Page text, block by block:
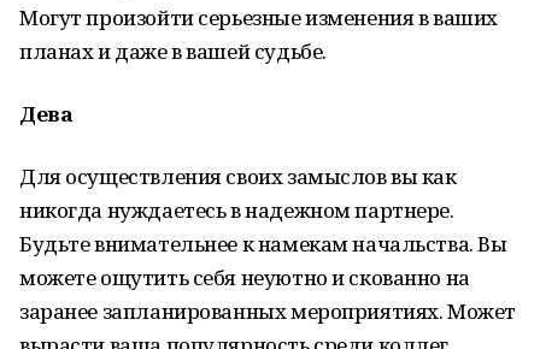
Могут произойти серьезные изменения в ваших
планах и даже в вашей судьбе.
Дева
Для осуществления своих замыслов вы как
никогда нуждаетесь в надежном партнере.
Будьте внимательнее к намекам начальства. Вы
можете ощутить себя неуютно и скованно на
заранее запланированных мероприятиях. Может